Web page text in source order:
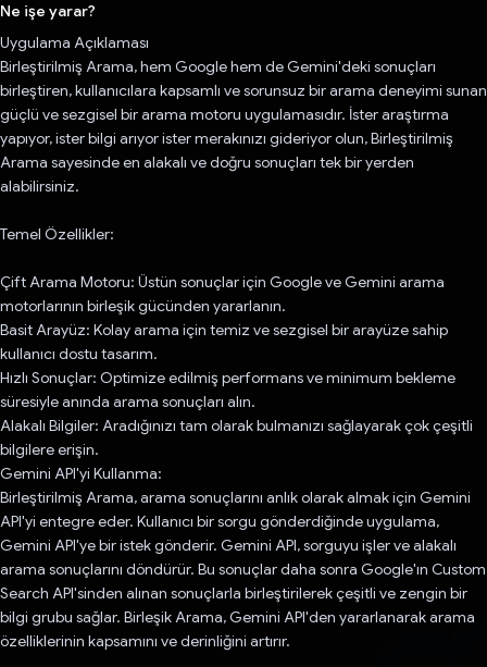
Ne işe yarar?
Uygulama Açıklaması
Birleştirilmiş Arama, hem Google hem de Gemini'deki sonuçları
birleştiren, kullanıcılara kapsamlı ve sorunsuz bir arama deneyimi sunan
güçlü ve sezgisel bir arama motoru uygulamasıdır. İster araştırma
yapıyor, ister bilgi arıyor ister merakınızı gideriyor olun, Birleştirilmiş
Arama sayesinde en alakalı ve doğru sonuçları tek bir yerden
alabilirsiniz.
Temel Özellikler:
Çift Arama Motoru: Üstün sonuçlar için Google ve Gemini arama
motorlarının birleşik gücünden yararlanın.
Basit Arayüz: Kolay arama için temiz ve sezgisel bir arayüze sahip
kullanıcı dostu tasarım.
Hızlı Sonuçlar: Optimize edilmiş performans ve minimum bekleme
süresiyle anında arama sonuçları alın.
Alakalı Bilgiler: Aradığınızı tam olarak bulmanızı sağlayarak çok çeşitli
bilgilere erişin.
Gemini API'yi Kullanma:
Birleştirilmiş Arama, arama sonuçlarını anlık olarak almak için Gemini
API'yi entegre eder. Kullanıcı bir sorgu gönderdiğinde uygulama,
Gemini API'ye bir istek gönderir. Gemini API, sorguyu işler ve alakalı
arama sonuçlarını döndürür. Bu sonuçlar daha sonra Google'ın Custom
Search API'sinden alınan sonuçlarla birleştirilerek çeşitli ve zengin bir
bilgi grubu sağlar. Birleşik Arama, Gemini API'den yararlanarak arama
özelliklerinin kapsamını ve derinliğini artırır.